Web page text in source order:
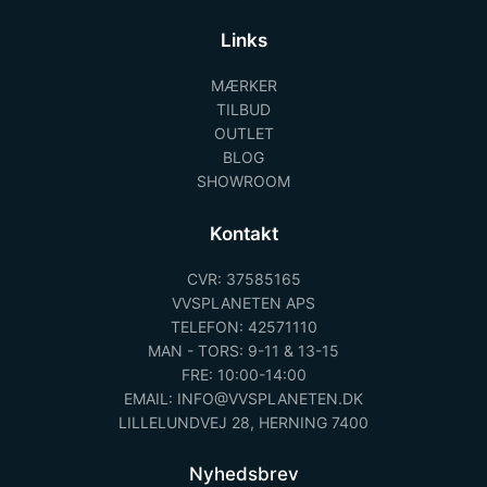
Links
MÆRKER
TILBUD
OUTLET
BLOG
SHOWROOM
Kontakt
CVR: 37585165
VVSPLANETEN APS
TELEFON: 42571110
MAN - TORS: 9-11 & 13-15
FRE: 10:00-14:00
EMAIL: INFO@VVSPLANETEN.DK
LILLELUNDVEJ 28, HERNING 7400
Nyhedsbrev